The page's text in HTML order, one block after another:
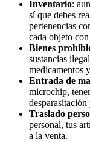
Inventario:
sí que debes
pertenencias
cada objeto
Bienes
sustancias
medicamentos
Entrada de
microchip,
Traslado
personal, tus
a la venta.